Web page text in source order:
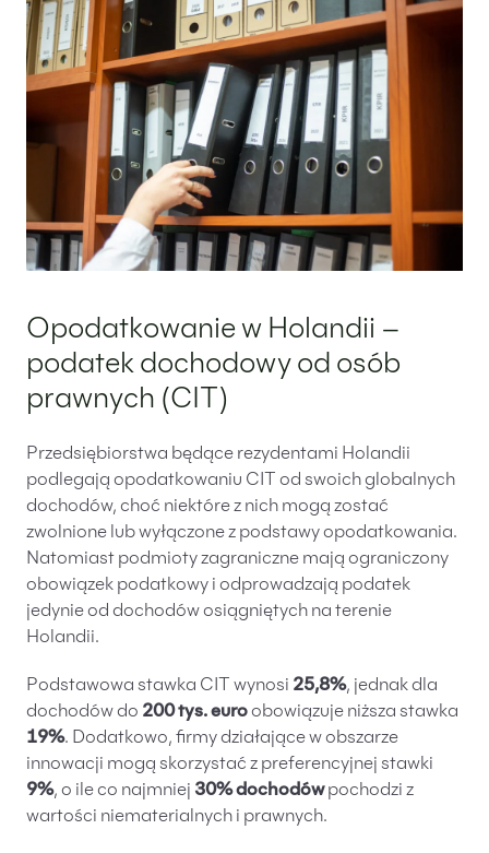
Opodatkowanie w Holandii –
podatek dochodowy od osób
prawnych (CIT)
Przedsiębiorstwa będące rezydentami Holandii
podlegają opodatkowaniu CIT od swoich globalnych
dochodów, choć niektóre z nich mogą zostać
zwolnione lub wyłączone z podstawy opodatkowania.
Natomiast podmioty zagraniczne mają ograniczony
obowiązek podatkowy i odprowadzają podatek
jedynie od dochodów osiągniętych na terenie
Holandii.
Podstawowa stawka CIT wynosi 25,8%, jednak dla
dochodów do 200 tys. euroobowiązuje niższa stawka
19%. Dodatkowo, firmy działające w obszarze
innowacji mogą skorzystać z preferencyjnej stawki
9%, o ile co najmniej 30% dochodówpochodzi z
wartości niematerialnych i prawnych.